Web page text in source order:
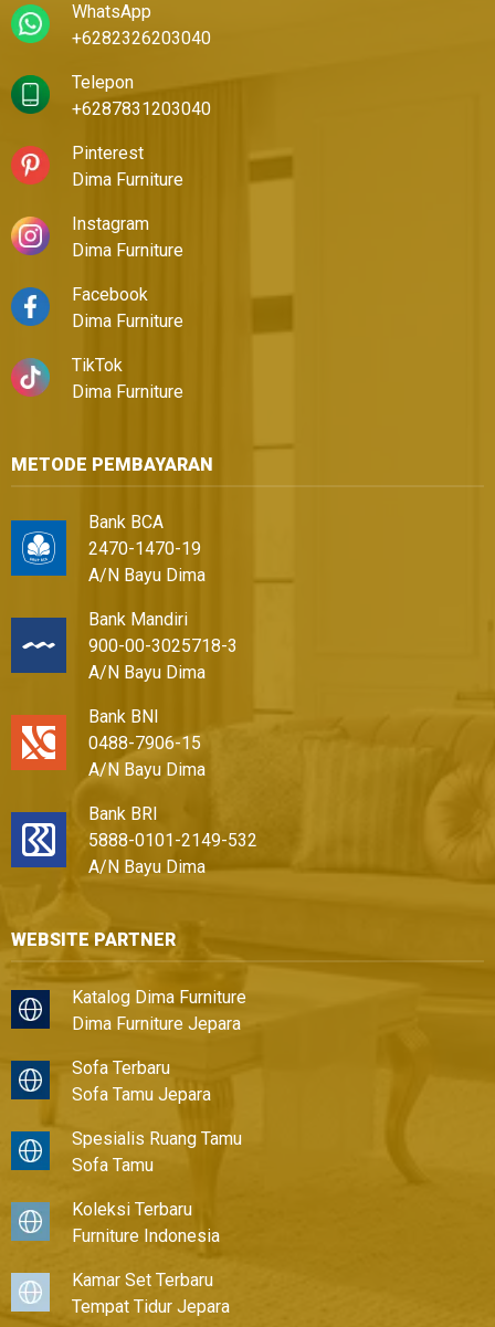
WhatsApp
+6282326203040
Telepon
+6287831203040
Pinterest
Dima Furniture
Instagram
Dima Furniture
Facebook
Dima Furniture
TikTok
Dima Furniture
METODE PEMBAYARAN
Bank BCA
2470-1470-19
A/N Bayu Dima
Bank Mandiri
900-00-3025718-3
A/N Bayu Dima
Bank BNI
0488-7906-15
A/N Bayu Dima
Bank BRI
5888-0101-2149-532
A/N Bayu Dima
WEBSITE PARTNER
Katalog Dima Furniture
Dima Furniture Jepara
Sofa Terbaru
Sofa Tamu Jepara
Spesialis Ruang Tamu
Sofa Tamu
Koleksi Terbaru
Furniture Indonesia
Kamar Set Terbaru
Tempat Tidur Jepara